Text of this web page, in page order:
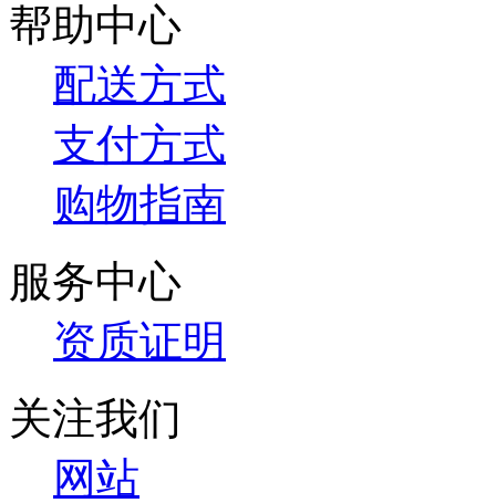
帮助中心
配送方式
支付方式
购物指南
服务中心
资质证明
关注我们
网站